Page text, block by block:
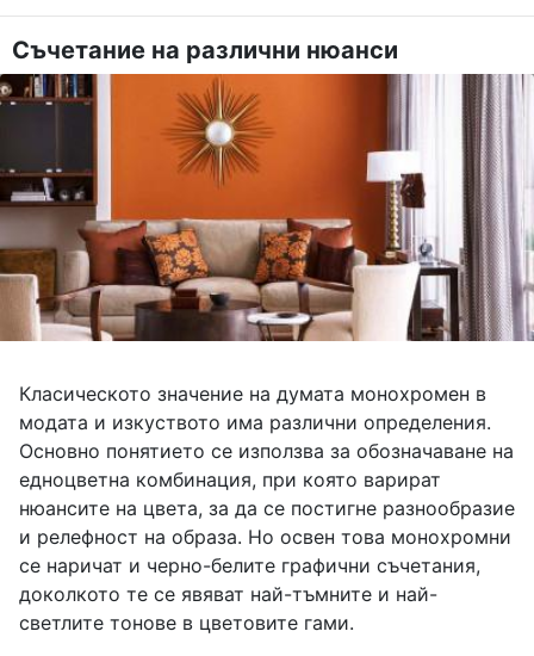
Съчетание на различни нюанси
Класическото значение на думата монохромен в
модата и изкуството има различни определения.
Основно понятието се използва за обозначаване на
едноцветна комбинация, при която варират
нюансите на цвета, за да се постигне разнообразие
и релефност на образа. Но освен това монохромни
се наричат и черно-белите графични съчетания,
доколкото те се явяват най-тъмните и най-
светлите тонове в цветовите гами.